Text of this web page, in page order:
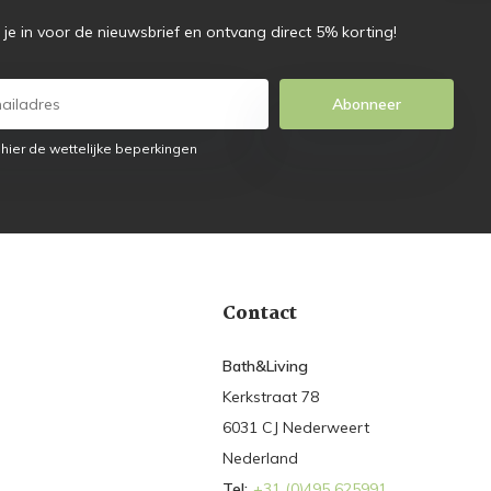
je in voor de nieuwsbrief en ontvang direct 5% korting!
Abonneer
de wettelijke beperkingen
Contact
Bath&Living
Kerkstraat 78
6031 CJ Nederweert
Nederland